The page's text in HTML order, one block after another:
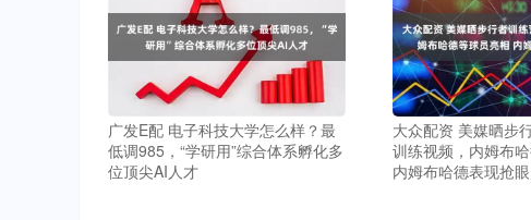
广发E配 电子科技大学怎么样？最
低调985，“学研用”综合体系孵化多
位顶尖AI人才
大众配资 美媒晒步
训练视频，内姆布
内姆布哈德表现抢眼